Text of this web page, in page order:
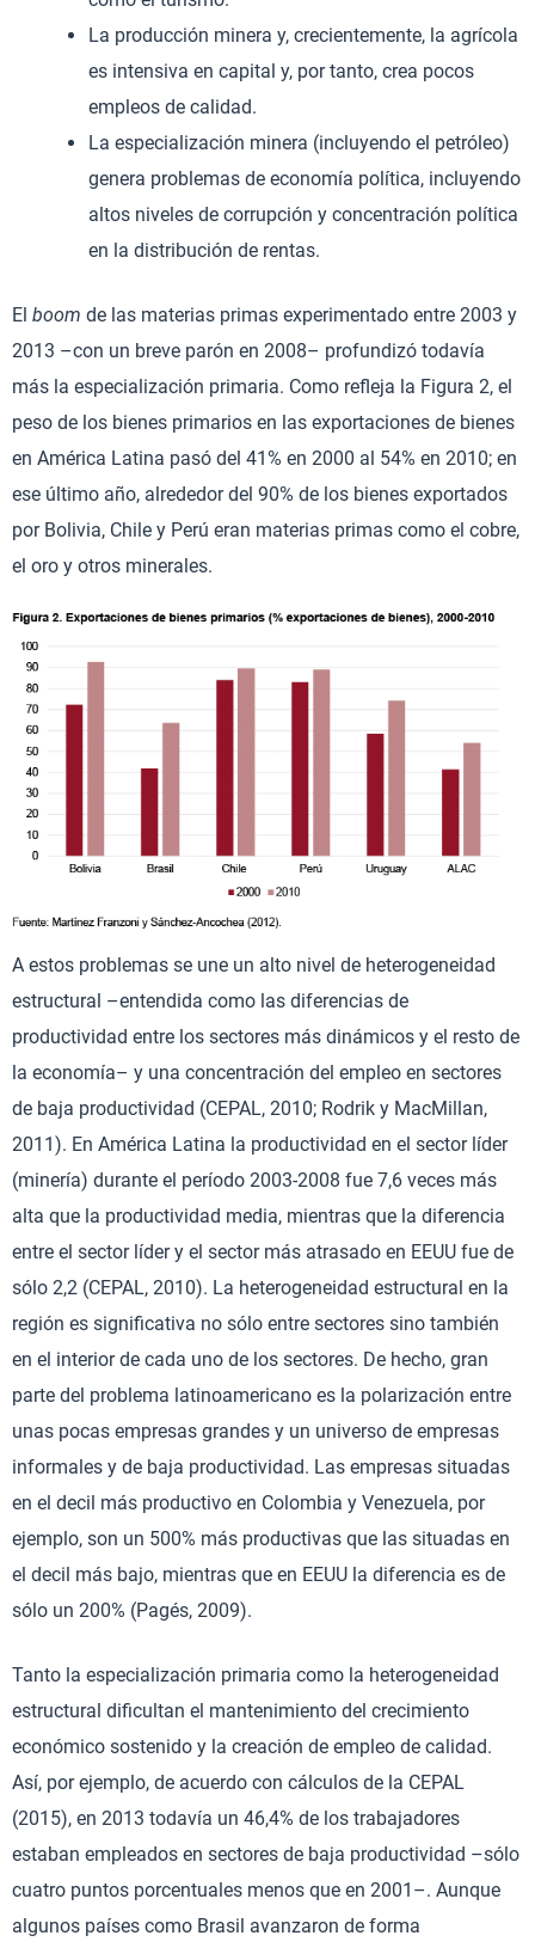
La producción minera y, crecientemente, la agrícola
es intensiva en capital y, por tanto, crea pocos
empleos de calidad.
La especialización minera (incluyendo el petróleo)
genera problemas de economía política, incluyendo
altos niveles de corrupción y concentración política
en la distribución de rentas.
El boom de las materias primas experimentado entre 2003 y
2013 –con un breve parón en 2008– profundizó todavía
más la especialización primaria. Como refleja la Figura 2, el
peso de los bienes primarios en las exportaciones de bienes
en América Latina pasó del 41% en 2000 al 54% en 2010; en
ese último año, alrededor del 90% de los bienes exportados
por Bolivia, Chile y Perú eran materias primas como el cobre,
el oro y otros minerales.
A estos problemas se une un alto nivel de heterogeneidad
estructural –entendida como las diferencias de
productividad entre los sectores más dinámicos y el resto de
la economía– y una concentración del empleo en sectores
de baja productividad (CEPAL, 2010; Rodrik y MacMillan,
2011). En América Latina la productividad en el sector líder
(minería) durante el período 2003-2008 fue 7,6 veces más
alta que la productividad media, mientras que la diferencia
entre el sector líder y el sector más atrasado en EEUU fue de
sólo 2,2 (CEPAL, 2010). La heterogeneidad estructural en la
región es significativa no sólo entre sectores sino también
en el interior de cada uno de los sectores. De hecho, gran
parte del problema latinoamericano es la polarización entre
unas pocas empresas grandes y un universo de empresas
informales y de baja productividad. Las empresas situadas
en el decil más productivo en Colombia y Venezuela, por
ejemplo, son un 500% más productivas que las situadas en
el decil más bajo, mientras que en EEUU la diferencia es de
sólo un 200% (Pagés, 2009).
Tanto la especialización primaria como la heterogeneidad
estructural dificultan el mantenimiento del crecimiento
económico sostenido y la creación de empleo de calidad.
Así, por ejemplo, de acuerdo con cálculos de la CEPAL
(2015), en 2013 todavía un 46,4% de los trabajadores
estaban empleados en sectores de baja productividad –sólo
cuatro puntos porcentuales menos que en 2001–. Aunque
algunos países como Brasil avanzaron de forma